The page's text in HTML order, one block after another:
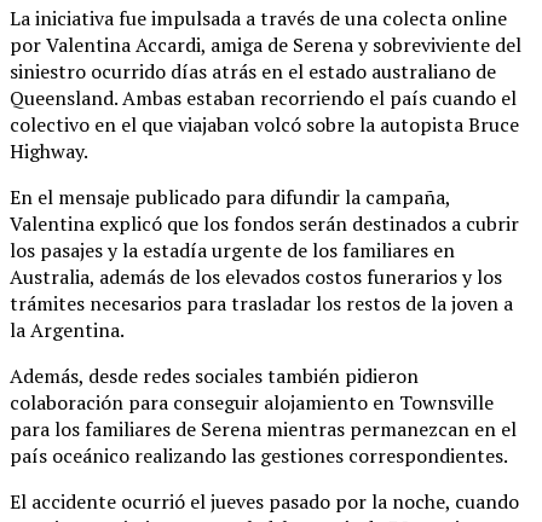
La iniciativa fue impulsada a través de una colecta online
por Valentina Accardi, amiga de Serena y sobreviviente del
siniestro ocurrido días atrás en el estado australiano de
Queensland. Ambas estaban recorriendo el país cuando el
colectivo en el que viajaban volcó sobre la autopista Bruce
Highway.
En el mensaje publicado para difundir la campaña,
Valentina explicó que los fondos serán destinados a cubrir
los pasajes y la estadía urgente de los familiares en
Australia, además de los elevados costos funerarios y los
trámites necesarios para trasladar los restos de la joven a
la Argentina.
Además, desde redes sociales también pidieron
colaboración para conseguir alojamiento en Townsville
para los familiares de Serena mientras permanezcan en el
país oceánico realizando las gestiones correspondientes.
El accidente ocurrió el jueves pasado por la noche, cuando